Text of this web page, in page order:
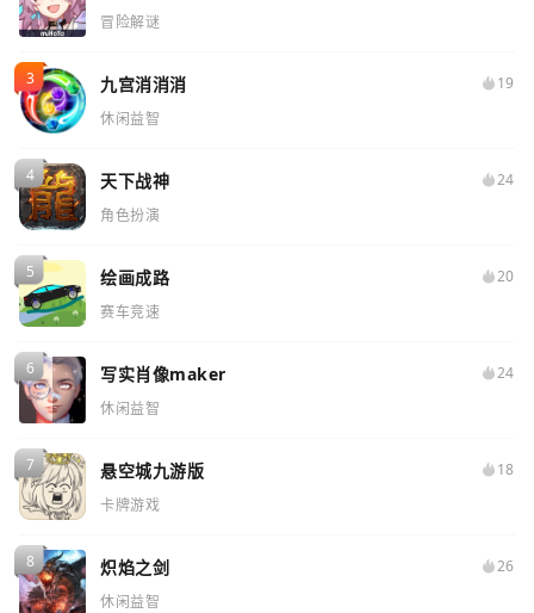
冒险解谜
九宫消消消
19
休闲益智
天下战神
24
角色扮演
绘画成路
20
赛车竞速
写实肖像maker
24
休闲益智
悬空城九游版
18
卡牌游戏
炽焰之剑
26
休闲益智